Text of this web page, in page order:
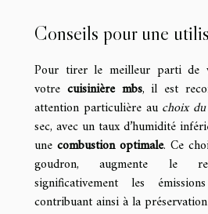
Conseils pour une
Pour tirer le meilleur parti de
votre cuisinière mbs, il est
attention particulière au choix
sec, avec un taux d’humidité
une combustion optimale. Ce
goudron, augmente le
significativement les
contribuant ainsi à la